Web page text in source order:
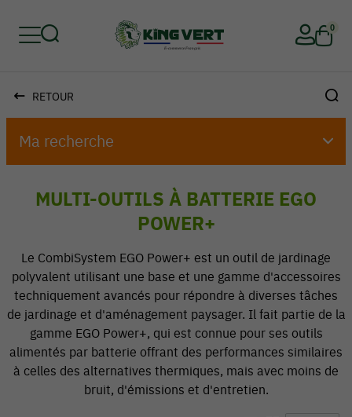
0
RETOUR
Ma recherche
MULTI-OUTILS À BATTERIE EGO
POWER+
Le CombiSystem EGO Power+ est un outil de jardinage
polyvalent utilisant une base et une gamme d'accessoires
techniquement avancés pour répondre à diverses tâches
de jardinage et d'aménagement paysager. Il fait partie de la
gamme EGO Power+, qui est connue pour ses outils
alimentés par batterie offrant des performances similaires
à celles des alternatives thermiques, mais avec moins de
bruit, d'émissions et d'entretien.